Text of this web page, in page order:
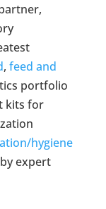
, feed and
portfolio
kits for
hygiene
expert